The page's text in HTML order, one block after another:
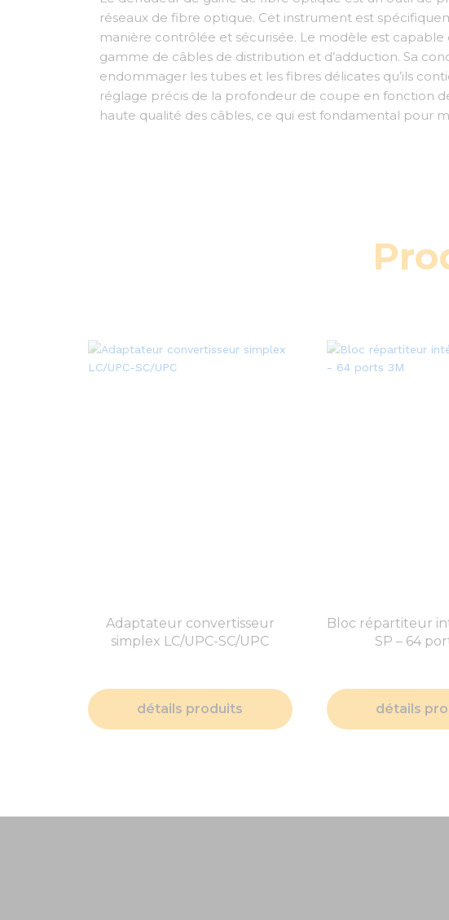
réseaux de fibre optique. Cet instrument est
manière contrôlée et sécurisée. Le modèle est
gamme de câbles de distribution et d’adduction. Sa
endommager les tubes et les fibres délicates qu’ils
réglage précis de la profondeur de coupe en fonction
haute qualité des câbles, ce qui est fondamental pour
Adaptateur convertisseur
simplex LC/UPC-SC/UPC
détails produits
Bloc répartiteur
SP – 64
détails